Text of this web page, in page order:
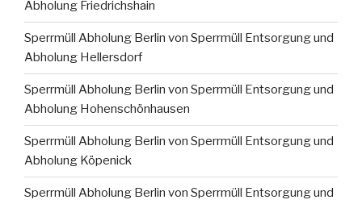
Abholung Friedrichshain
Sperrmüll Abholung Berlin von Sperrmüll Entsorgung und
Abholung Hellersdorf
Sperrmüll Abholung Berlin von Sperrmüll Entsorgung und
Abholung Hohenschönhausen
Sperrmüll Abholung Berlin von Sperrmüll Entsorgung und
Abholung Köpenick
Sperrmüll Abholung Berlin von Sperrmüll Entsorgung und